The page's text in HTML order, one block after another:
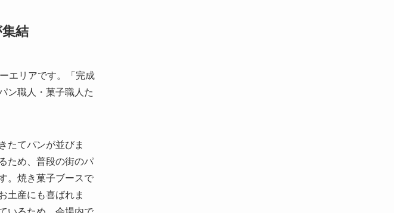
結
エリアです。「完成
ン職人・菓子職人た
たてパンが並びま
ため、普段の街のパ
。焼き菓子ブースで
土産にも喜ばれま